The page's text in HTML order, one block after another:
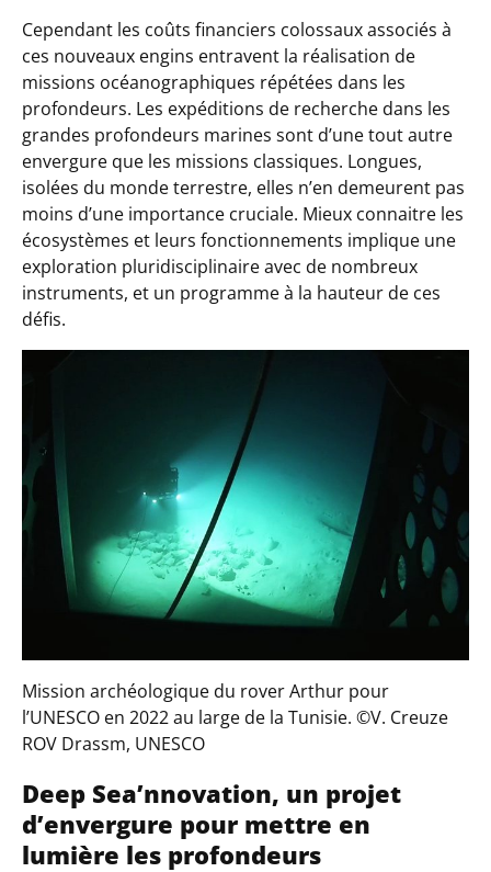
Cependant les coûts financiers colossaux associés à
ces nouveaux engins entravent la réalisation de
missions océanographiques répétées dans les
profondeurs. Les expéditions de recherche dans les
grandes profondeurs marines sont d’une tout autre
envergure que les missions classiques. Longues,
isolées du monde terrestre, elles n’en demeurent pas
moins d’une importance cruciale. Mieux connaitre les
écosystèmes et leurs fonctionnements implique une
exploration pluridisciplinaire avec de nombreux
instruments, et un programme à la hauteur de ces
défis.
Mission archéologique du rover Arthur pour
l’UNESCO en 2022 au large de la Tunisie. ©V. Creuze
ROV Drassm, UNESCO
Deep Sea’nnovation, un projet
d’envergure pour mettre en
lumière les profondeurs